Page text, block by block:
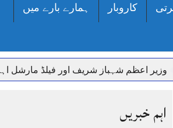
کاروبار ہمارے بارے میں
شہباز شریف اور فیلڈ مارشل اہم دورے
اہم خبریں